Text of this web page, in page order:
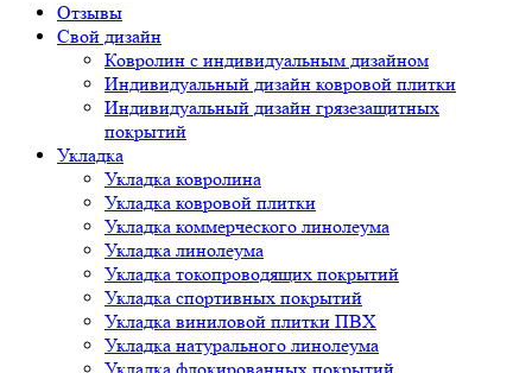
Отзывы
Свой дизайн
Ковролин с индивидуальным дизайном
Индивидуальный дизайн ковровой плитки
Индивидуальный дизайн грязезащитных
покрытий
Укладка
Укладка ковролина
Укладка ковровой плитки
Укладка коммерческого линолеума
Укладка линолеума
Укладка токопроводящих покрытий
Укладка спортивных покрытий
Укладка виниловой плитки ПВХ
Укладка натурального линолеума